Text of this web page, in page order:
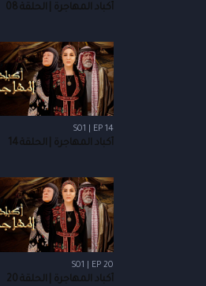
أكباد المهاجرة | الحلقة 08
S01 | EP 14
أكباد المهاجرة | الحلقة 14
S01 | EP 20
أكباد المهاجرة | الحلقة 20